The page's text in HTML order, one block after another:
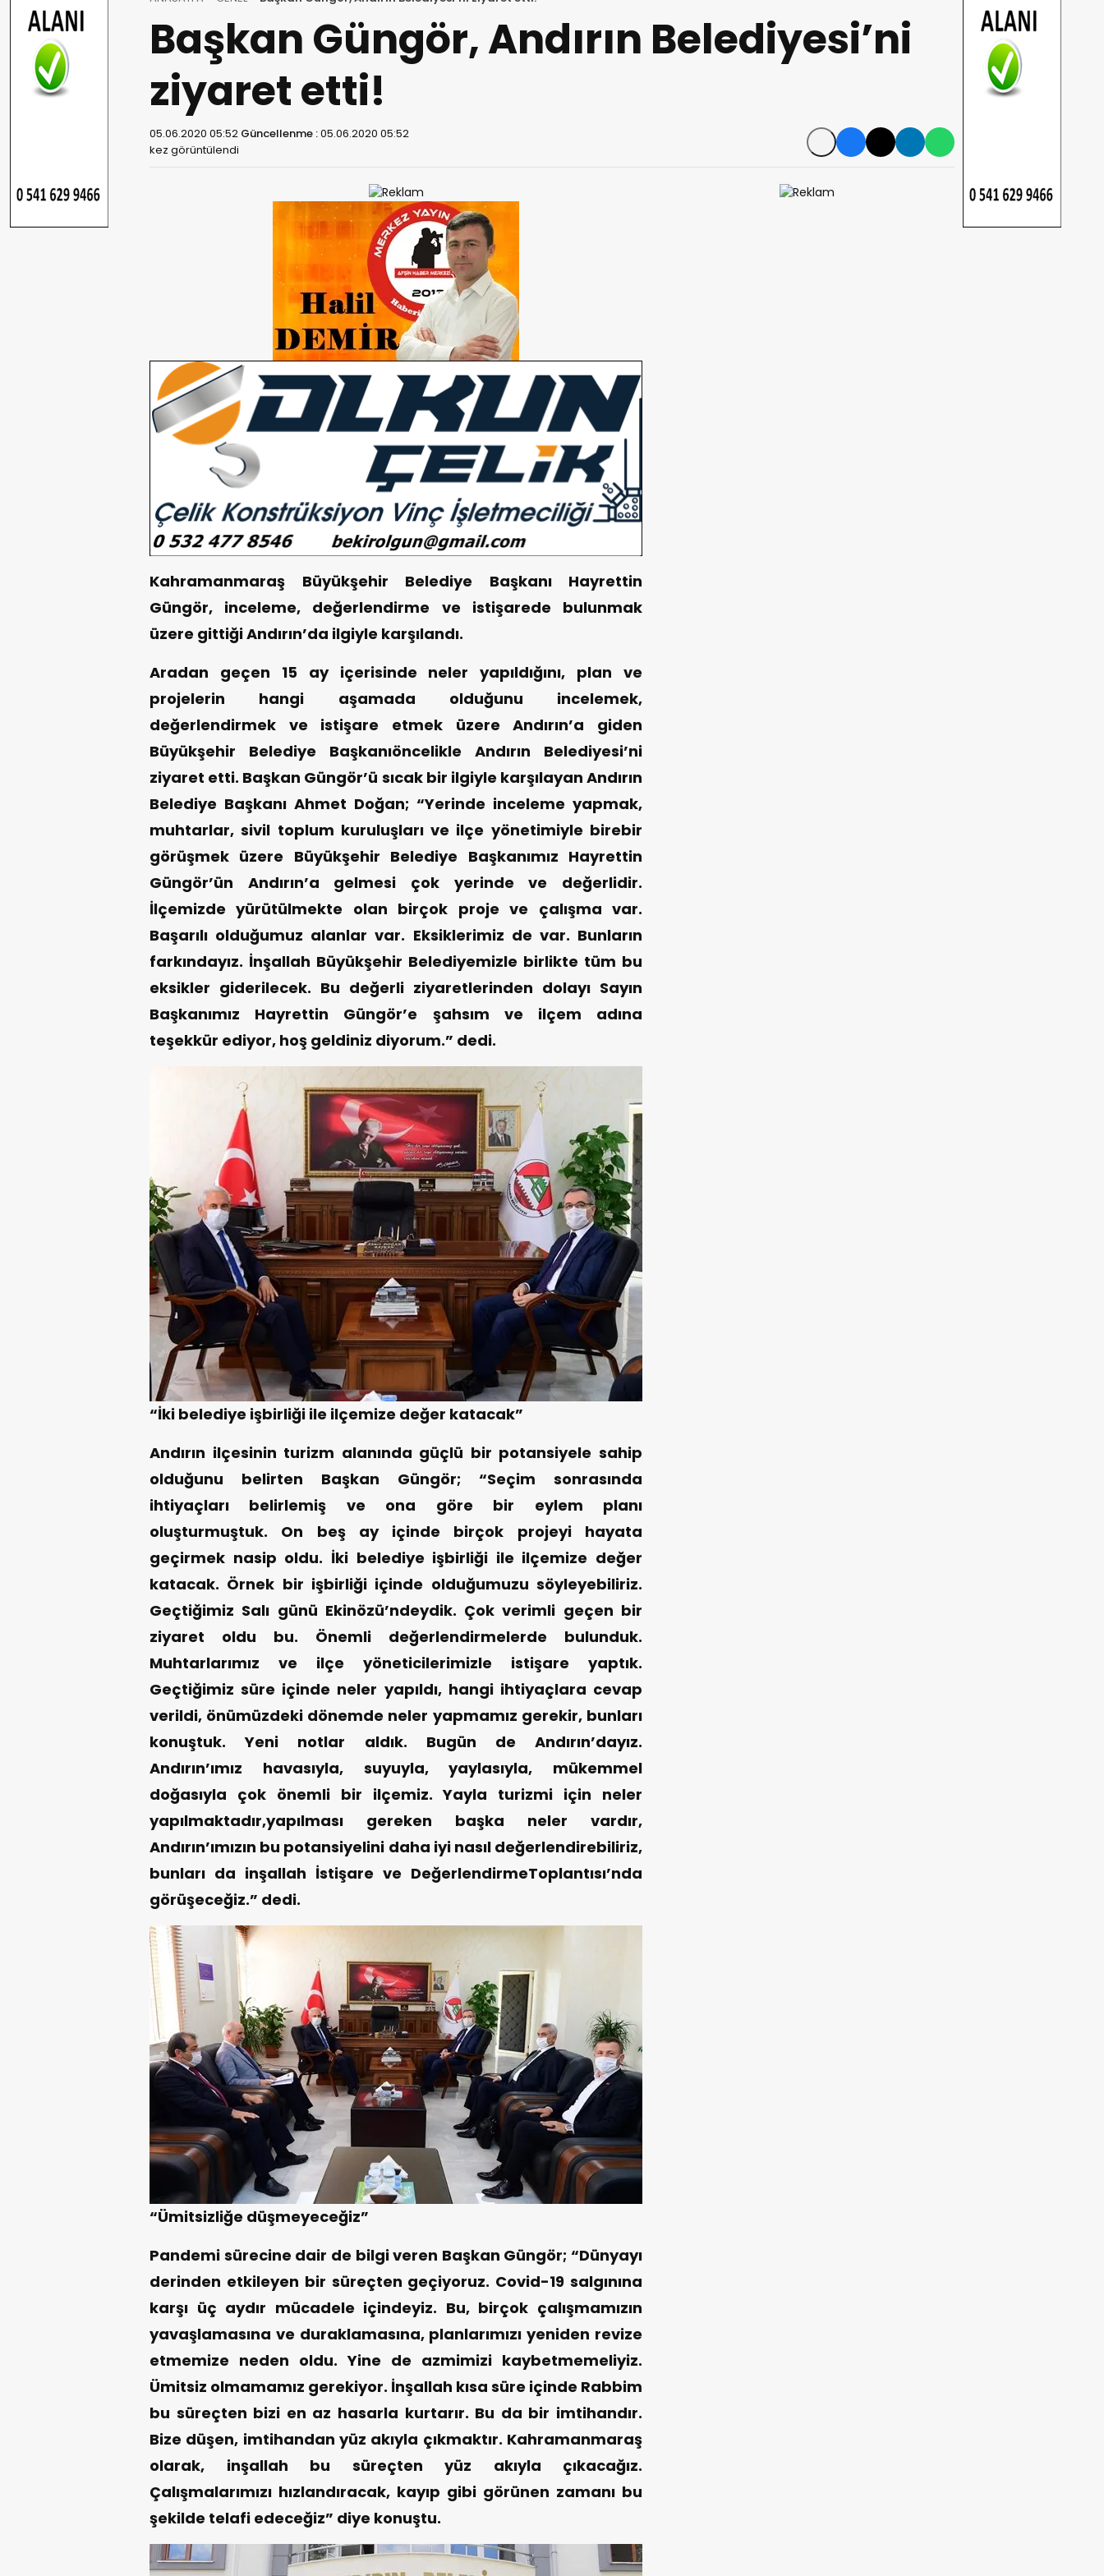
Başkan Güngör, Andırın Belediyesi’ni
ziyaret etti!
05.06.2020 05:52 Güncellenme :05.06.2020 05:52
kez görüntülendi
Kahramanmaraş Büyükşehir Belediye Başkanı Hayrettin
Güngör, inceleme, değerlendirme ve istişarede bulunmak
üzere gittiği Andırın’da ilgiyle karşılandı.
Aradan geçen 15 ay içerisinde neler yapıldığını, plan ve
projelerin hangi aşamada olduğunu incelemek,
değerlendirmek ve istişare etmek üzere Andırın’a giden
Büyükşehir Belediye Başkanıöncelikle Andırın Belediyesi’ni
ziyaret etti. Başkan Güngör’ü sıcak bir ilgiyle karşılayan Andırın
Belediye Başkanı Ahmet Doğan; “Yerinde inceleme yapmak,
muhtarlar, sivil toplum kuruluşları ve ilçe yönetimiyle birebir
görüşmek üzere Büyükşehir Belediye Başkanımız Hayrettin
Güngör’ün Andırın’a gelmesi çok yerinde ve değerlidir.
İlçemizde yürütülmekte olan birçok proje ve çalışma var.
Başarılı olduğumuz alanlar var. Eksiklerimiz de var. Bunların
farkındayız. İnşallah Büyükşehir Belediyemizle birlikte tüm bu
eksikler giderilecek. Bu değerli ziyaretlerinden dolayı Sayın
Başkanımız Hayrettin Güngör’e şahsım ve ilçem adına
teşekkür ediyor, hoş geldiniz diyorum.” dedi.
“İki belediye işbirliği ile ilçemize değer katacak”
Andırın ilçesinin turizm alanında güçlü bir potansiyele sahip
olduğunu belirten Başkan Güngör; “Seçim sonrasında
ihtiyaçları belirlemiş ve ona göre bir eylem planı
oluşturmuştuk. On beş ay içinde birçok projeyi hayata
geçirmek nasip oldu. İki belediye işbirliği ile ilçemize değer
katacak. Örnek bir işbirliği içinde olduğumuzu söyleyebiliriz.
Geçtiğimiz Salı günü Ekinözü’ndeydik. Çok verimli geçen bir
ziyaret oldu bu. Önemli değerlendirmelerde bulunduk.
Muhtarlarımız ve ilçe yöneticilerimizle istişare yaptık.
Geçtiğimiz süre içinde neler yapıldı, hangi ihtiyaçlara cevap
verildi, önümüzdeki dönemde neler yapmamız gerekir, bunları
konuştuk. Yeni notlar aldık. Bugün de Andırın’dayız.
Andırın’ımız havasıyla, suyuyla, yaylasıyla, mükemmel
doğasıyla çok önemli bir ilçemiz. Yayla turizmi için neler
yapılmaktadır,yapılması gereken başka neler vardır,
Andırın’ımızın bu potansiyelini daha iyi nasıl değerlendirebiliriz,
bunları da inşallah İstişare ve DeğerlendirmeToplantısı’nda
görüşeceğiz.” dedi.
“Ümitsizliğe düşmeyeceğiz”
Pandemi sürecine dair de bilgi veren Başkan Güngör; “Dünyayı
derinden etkileyen bir süreçten geçiyoruz. Covid-19 salgınına
karşı üç aydır mücadele içindeyiz. Bu, birçok çalışmamızın
yavaşlamasına ve duraklamasına, planlarımızı yeniden revize
etmemize neden oldu. Yine de azmimizi kaybetmemeliyiz.
Ümitsiz olmamamız gerekiyor. İnşallah kısa süre içinde Rabbim
bu süreçten bizi en az hasarla kurtarır. Bu da bir imtihandır.
Bize düşen, imtihandan yüz akıyla çıkmaktır. Kahramanmaraş
olarak, inşallah bu süreçten yüz akıyla çıkacağız.
Çalışmalarımızı hızlandıracak, kayıp gibi görünen zamanı bu
şekilde telafi edeceğiz” diye konuştu.